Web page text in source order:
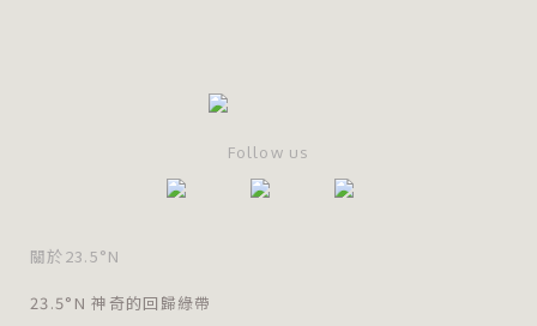
Follow us
關於23.5°N
23.5°N 神奇的回歸綠帶